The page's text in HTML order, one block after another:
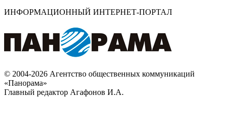
ИНФОРМАЦИОННЫЙ ИНТЕРНЕТ-ПОРТАЛ
© 2004-2026 Агентство общественных коммуникаций
«Панорама»
Главный редактор Агафонов И.А.